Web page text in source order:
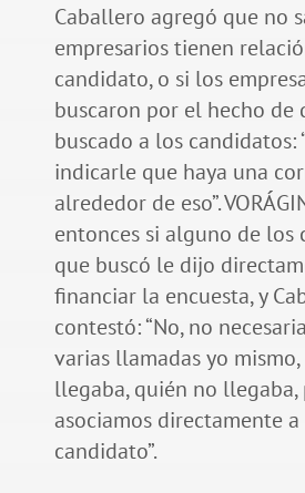
Caballero agregó que no
empresarios tienen
candidato, o si los
buscaron por el hecho de
buscado a los candidatos:
indicarle que haya una
alrededor de eso”.
entonces si alguno de los
que buscó le dijo
financiar la encuesta, y
contestó: “No, no
varias llamadas yo
llegaba, quién no
asociamos directamente
candidato”.